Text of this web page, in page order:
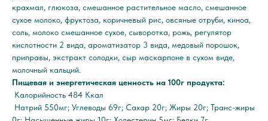
крахмал, глюкоза, смешанное растительное масло, смешанное
сухое молоко, фруктоза, коричневый рис, овсяные отруби, киноа,
соль, молоко смешанное сухое, сыворотка, рожь, регулятор
кислотности 2 вида, ароматизатор 3 вида, медовый порошок,
приправы, экстракт солодки, сыр маскарпоне в сухом виде,
молочный кальций.
Пищевая и энергетическая ценность на 100г продукта:
Калорийность 484 Ккал
Натрий 550мг; Углеводы 69г; Сахар 20г; Жиры 20г; Транс-жиры